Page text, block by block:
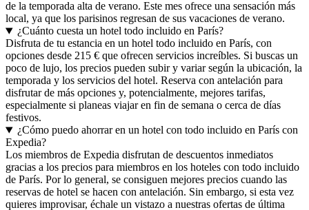
de la temporada alta de verano. Este mes ofrece una sensación más
local, ya que los parisinos regresan de sus vacaciones de verano.
¿Cuánto cuesta un hotel todo incluido en París?
Disfruta de tu estancia en un hotel todo incluido en París, con
opciones desde 215 € que ofrecen servicios increíbles. Si buscas un
poco de lujo, los precios pueden subir y variar según la ubicación, la
temporada y los servicios del hotel. Reserva con antelación para
disfrutar de más opciones y, potencialmente, mejores tarifas,
especialmente si planeas viajar en fin de semana o cerca de días
festivos.
¿Cómo puedo ahorrar en un hotel con todo incluido en París con
Expedia?
Los miembros de Expedia disfrutan de descuentos inmediatos
gracias a los precios para miembros en los hoteles con todo incluido
de París. Por lo general, se consiguen mejores precios cuando las
reservas de hotel se hacen con antelación. Sin embargo, si esta vez
quieres improvisar, échale un vistazo a nuestras ofertas de última